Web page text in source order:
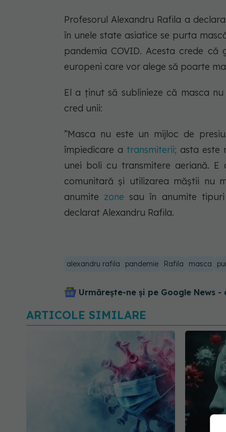
Profesorul Alexandru Rafila a
în unele state asiatice se purta
pandemia COVID. Acesta crede
europeni care vor alege să poarte
El a ținut să sublinieze că masca
cred unii:
”Masca nu este un mijloc de
împiedicare a transmiterii; asta este
unei boli cu transmitere aeriană.
comunitară și utilizarea măștii nu
anumite zone sau în anumite
declarat Alexandru Rafila.
alexandru rafila pandemie Rafila masca
Urmărește-ne și pe Google News -
ARTICOLE SIMILARE